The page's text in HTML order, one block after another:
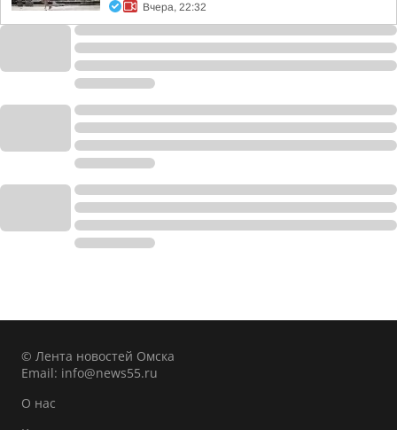
Вчера, 22:32
© Лента новостей Омска
Email: info@news55.ru
О нас